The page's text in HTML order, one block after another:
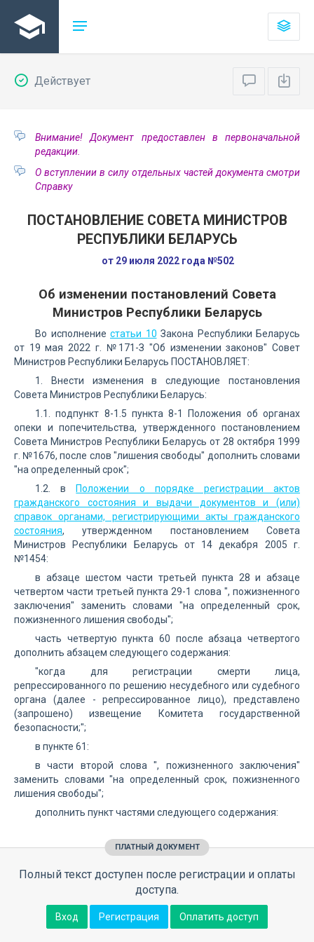
Действует
Внимание! Документ предоставлен в первоначальной
редакции.
О вступлении в силу отдельных частей документа смотри
Справку
ПОСТАНОВЛЕНИЕ СОВЕТА МИНИСТРОВ
РЕСПУБЛИКИ БЕЛАРУСЬ
от 29 июля 2022 года №502
Об изменении постановлений Совета
Министров Республики Беларусь
Во исполнение статьи 10 Закона Республики Беларусь
от 19 мая 2022 г. №171-З "Об изменении законов" Совет
Министров Республики Беларусь ПОСТАНОВЛЯЕТ:
1. Внести изменения в следующие постановления
Совета Министров Республики Беларусь:
1.1. подпункт 8-1.5 пункта 8-1 Положения об органах
опеки и попечительства, утвержденного постановлением
Совета Министров Республики Беларусь от 28 октября 1999
г. №1676, после слов "лишения свободы" дополнить словами
"на определенный срок";
1.2. в
Положении о порядке регистрации актов
гражданского состояния и выдачи документов и (или)
справок органами, регистрирующими акты гражданского
состояния, утвержденном постановлением Совета
Министров Республики Беларусь от 14 декабря 2005 г.
№1454:
в абзаце шестом части третьей пункта 28 и абзаце
четвертом части третьей пункта 29-1 слова ", пожизненного
заключения" заменить словами "на определенный срок,
пожизненного лишения свободы";
часть четвертую пункта 60 после абзаца четвертого
дополнить абзацем следующего содержания:
"когда для регистрации смерти лица,
репрессированного по решению несудебного или судебного
органа (далее - репрессированное лицо), представлено
(запрошено) извещение Комитета государственной
безопасности;";
в пункте 61:
в части второй слова ", пожизненного заключения"
заменить словами "на определенный срок, пожизненного
лишения свободы";
дополнить пункт частями следующего содержания:
ПЛАТНЫЙ ДОКУМЕНТ
Полный текст доступен после регистрации и оплаты
доступа.
Вход Регистрация Оплатить доступ